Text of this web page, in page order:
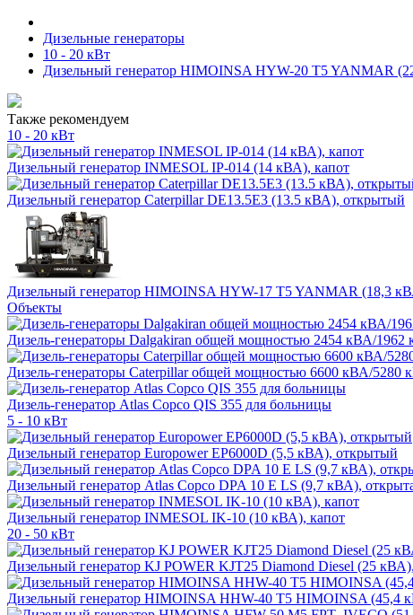
Дизельные генераторы
10 - 20 кВт
Дизельный генератор HIMOINSA HYW-20 T5 YANMAR
Также рекомендуем
10 - 20 кВт
Дизельный генератор INMESOL IP-014 (14 кВА), капот
Дизельный генератор Caterpillar DE13.5E3 (13.5 кВА), открытый
Дизельный генератор HIMOINSA HYW-17 T5 YANMAR (18,3
Объекты
Дизель-генераторы Dalgakiran общей мощностью 2454 кВА/1962
Дизель-генераторы Caterpillar общей мощностью 6600 кВА/5280
Дизель-генератор Atlas Copco QIS 355 для больницы
5 - 10 кВт
Дизельный генератор Europower EP6000D (5,5 кВА), открытый
Дизельный генератор Atlas Copco DPA 10 E LS (9,7 кВА),
Дизельный генератор INMESOL IK-10 (10 кВА), капот
20 - 50 кВт
Дизельный генератор KJ POWER KJT25 Diamond Diesel (25
Дизельный генератор HIMOINSA HHW-40 T5 HIMOINSA (45,4